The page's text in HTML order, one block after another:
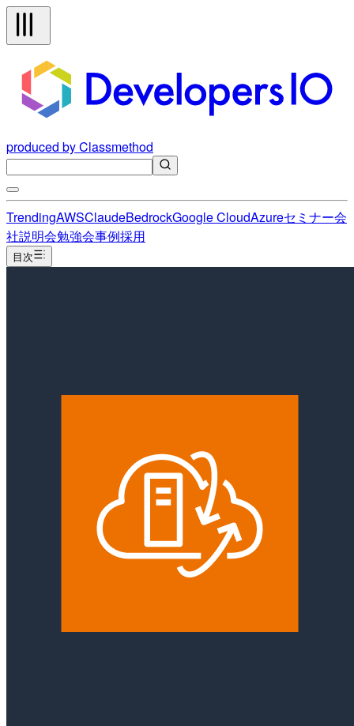
produced by Classmethod
TrendingAWSClaudeBedrockGoogle CloudAzureセミナー会
社説明会勉強会事例採用
目次